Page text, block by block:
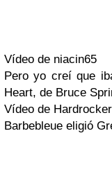
Vídeo de niacin65
Pero yo creí que
Heart, de Bruce
Vídeo de
Barbebleue eligió